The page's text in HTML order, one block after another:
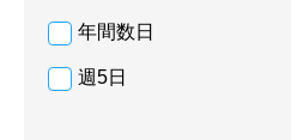
年間数日
週5日